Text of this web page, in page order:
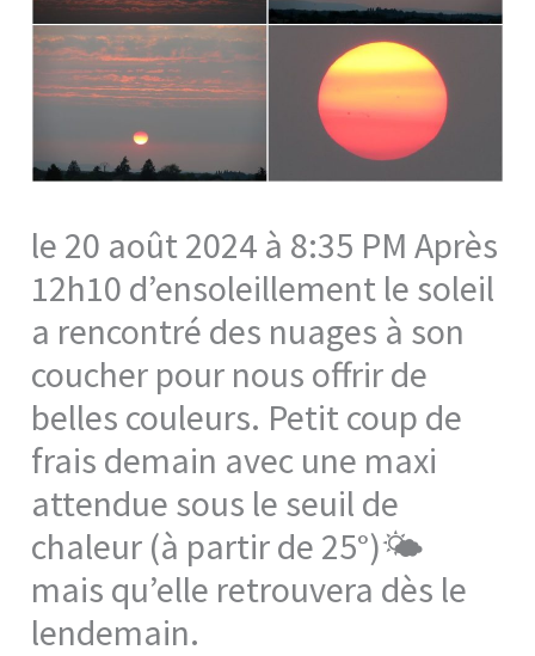
le 20 août 2024 à 8:35 PM Après
12h10 d’ensoleillement le soleil
a rencontré des nuages à son
coucher pour nous offrir de
belles couleurs. Petit coup de
frais demain avec une maxi
attendue sous le seuil de
chaleur (à partir de 25°)🌤
mais qu’elle retrouvera dès le
lendemain.